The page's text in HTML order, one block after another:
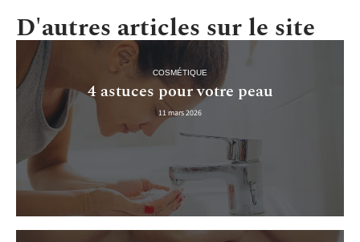
D'autres articles sur le site
COSMÉTIQUE
4 astuces pour votre peau
11 mars 2026